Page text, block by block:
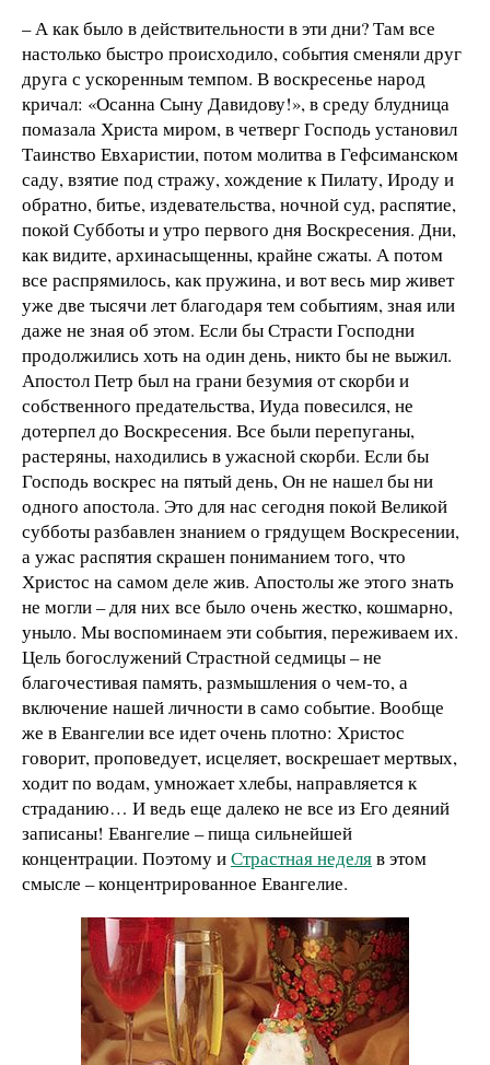
– А как было в действительности в эти дни? Там все
настолько быстро происходило, события сменяли друг
друга с ускоренным темпом. В воскресенье народ
кричал: «Осанна Сыну Давидову!», в среду блудница
помазала Христа миром, в четверг Господь установил
Таинство Евхаристии, потом молитва в Гефсиманском
саду, взятие под стражу, хождение к Пилату, Ироду и
обратно, битье, издевательства, ночной суд, распятие,
покой Субботы и утро первого дня Воскресения. Дни,
как видите, архинасыщенны, крайне сжаты. А потом
все распрямилось, как пружина, и вот весь мир живет
уже две тысячи лет благодаря тем событиям, зная или
даже не зная об этом. Если бы Страсти Господни
продолжились хоть на один день, никто бы не выжил.
Апостол Петр был на грани безумия от скорби и
собственного предательства, Иуда повесился, не
дотерпел до Воскресения. Все были перепуганы,
растеряны, находились в ужасной скорби. Если бы
Господь воскрес на пятый день, Он не нашел бы ни
одного апостола. Это для нас сегодня покой Великой
субботы разбавлен знанием о грядущем Воскресении,
а ужас распятия скрашен пониманием того, что
Христос на самом деле жив. Апостолы же этого знать
не могли – для них все было очень жестко, кошмарно,
уныло. Мы воспоминаем эти события, переживаем их.
Цель богослужений Страстной седмицы – не
благочестивая память, размышления о чем-то, а
включение нашей личности в само событие. Вообще
же в Евангелии все идет очень плотно: Христос
говорит, проповедует, исцеляет, воскрешает мертвых,
ходит по водам, умножает хлебы, направляется к
страданию… И ведь еще далеко не все из Его деяний
записаны! Евангелие – пища сильнейшей
концентрации. Поэтому иСтрастная неделяв этом
смысле – концентрированное Евангелие.